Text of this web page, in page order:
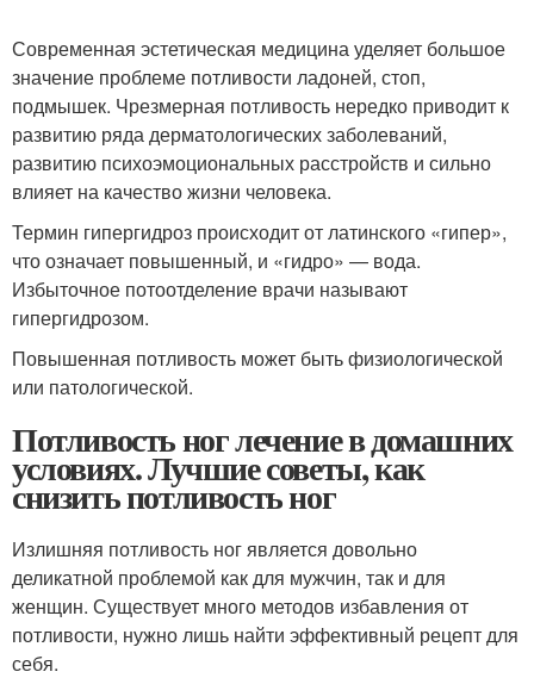
Современная эстетическая медицина уделяет большое
значение проблеме потливости ладоней, стоп,
подмышек. Чрезмерная потливость нередко приводит к
развитию ряда дерматологических заболеваний,
развитию психоэмоциональных расстройств и сильно
влияет на качество жизни человека.
Термин гипергидроз происходит от латинского «гипер»,
что означает повышенный, и «гидро» — вода.
Избыточное потоотделение врачи называют
гипергидрозом.
Повышенная потливость может быть физиологической
или патологической.
Потливость ног лечение в домашних
условиях. Лучшие советы, как
снизить потливость ног
Излишняя потливость ног является довольно
деликатной проблемой как для мужчин, так и для
женщин. Существует много методов избавления от
потливости, нужно лишь найти эффективный рецепт для
себя.